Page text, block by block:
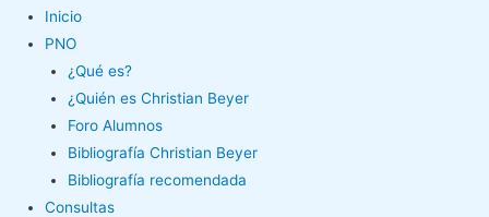
Inicio
PNO
¿Qué es?
¿Quién es Christian Beyer
Foro Alumnos
Bibliografía Christian Beyer
Bibliografía recomendada
Consultas